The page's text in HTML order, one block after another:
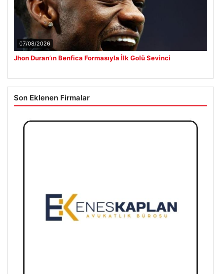
07/08/2026
Jhon Duran’ın Benfica Formasıyla İlk Golü Sevinci
Son Eklenen Firmalar